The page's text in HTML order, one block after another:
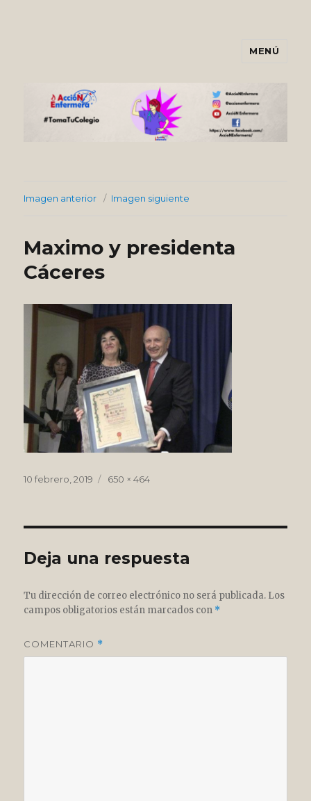
Asociación AccióNEnfermera
MENÚ
Imagen anterior Imagen siguiente
Maximo y presidenta
Cáceres
Publicado
10 febrero, 2019
Tamaño
650 × 464
Deja una respuesta
Tu dirección de correo electrónico no será publicada. Los
campos obligatorios están marcados con *
COMENTARIO *